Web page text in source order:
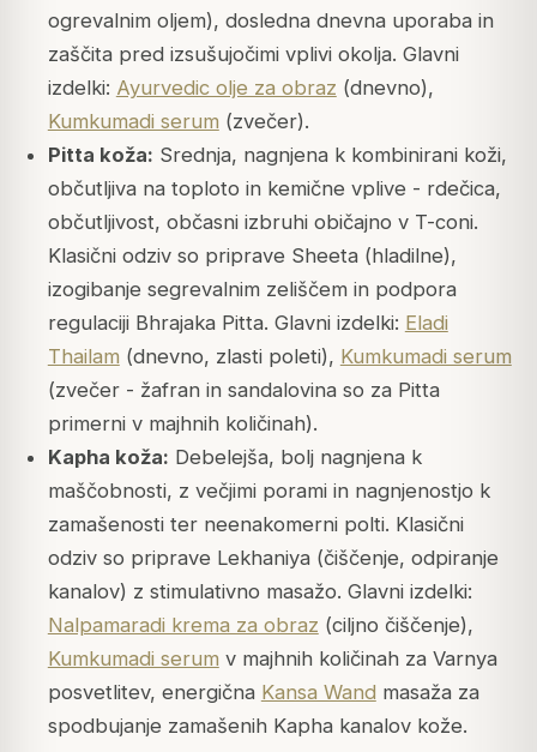
ogrevalnim oljem), dosledna dnevna uporaba in
zaščita pred izsušujočimi vplivi okolja. Glavni
izdelki: Ayurvedic olje za obraz (dnevno),
Kumkumadi serum (zvečer).
Pitta koža: Srednja, nagnjena k kombinirani koži,
občutljiva na toploto in kemične vplive - rdečica,
občutljivost, občasni izbruhi običajno v T-coni.
Klasični odziv so priprave Sheeta (hladilne),
izogibanje segrevalnim zeliščem in podpora
regulaciji Bhrajaka Pitta. Glavni izdelki: Eladi
Thailam (dnevno, zlasti poleti), Kumkumadi serum
(zvečer - žafran in sandalovina so za Pitta
primerni v majhnih količinah).
Kapha koža: Debelejša, bolj nagnjena k
maščobnosti, z večjimi porami in nagnjenostjo k
zamašenosti ter neenakomerni polti. Klasični
odziv so priprave Lekhaniya (čiščenje, odpiranje
kanalov) z stimulativno masažo. Glavni izdelki:
Nalpamaradi krema za obraz (ciljno čiščenje),
Kumkumadi serum v majhnih količinah za Varnya
posvetlitev, energična Kansa Wand masaža za
spodbujanje zamašenih Kapha kanalov kože.